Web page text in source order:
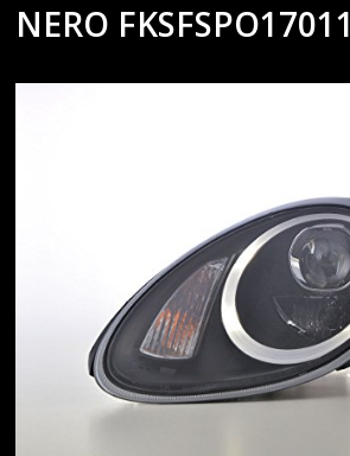
NERO FKSFSPO17011